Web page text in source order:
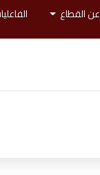
عن القطاع